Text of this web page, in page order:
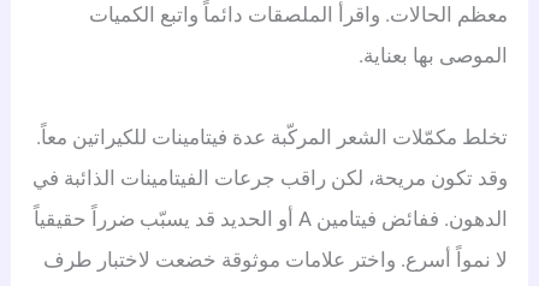
معظم الحالات. واقرأ الملصقات دائماً واتبع الكميات
الموصى بها بعناية.
تخلط مكمّلات الشعر المركّبة عدة فيتامينات للكيراتين معاً.
وقد تكون مريحة، لكن راقب جرعات الفيتامينات الذائبة في
الدهون. ففائض فيتامين A أو الحديد قد يسبّب ضرراً حقيقياً
لا نمواً أسرع. واختر علامات موثوقة خضعت لاختبار طرف